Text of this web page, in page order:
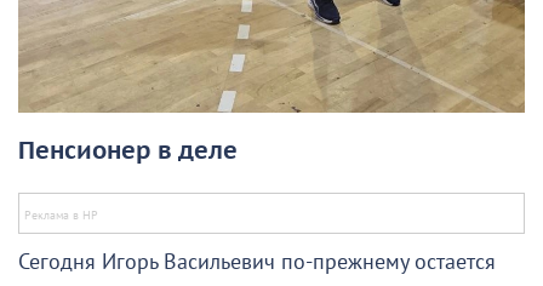
Пенсионер в деле
Сегодня Игорь Васильевич по-прежнему остается